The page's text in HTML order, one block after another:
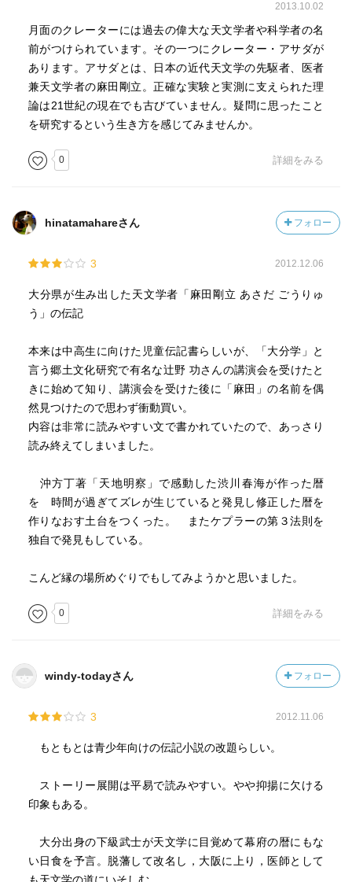
2013.10.02
月面のクレーターには過去の偉大な天文学者や科学者の名
前がつけられています。その一つにクレーター・アサダが
あります。アサダとは、日本の近代天文学の先駆者、医者
兼天文学者の麻田剛立。正確な実験と実測に支えられた理
論は21世紀の現在でも古びていません。疑問に思ったこと
を研究するという生き方を感じてみませんか。
0 詳細をみる
hinatamahareさん フォロー
3 2012.12.06
大分県が生み出した天文学者「麻田剛立 あさだ ごうりゅ
う」の伝記
本来は中高生に向けた児童伝記書らしいが、「大分学」と
言う郷土文化研究で有名な辻野 功さんの講演会を受けたと
きに始めて知り、講演会を受けた後に「麻田」の名前を偶
然見つけたので思わず衝動買い。
内容は非常に読みやすい文で書かれていたので、あっさり
読み終えてしまいました。
沖方丁著「天地明察」で感動した渋川春海が作った暦
を 時間が過ぎてズレが生じていると発見し修正した暦を
作りなおす土台をつくった。 またケプラーの第３法則を
独自で発見もしている。
こんど縁の場所めぐりでもしてみようかと思いました。
0 詳細をみる
windy-todayさん フォロー
3 2012.11.06
もともとは青少年向けの伝記小説の改題らしい。
ストーリー展開は平易で読みやすい。やや抑揚に欠ける
印象もある。
大分出身の下級武士が天文学に目覚めて幕府の暦にもな
い日食を予言。脱藩して改名し，大阪に上り，医師として